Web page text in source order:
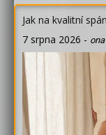
Jak na kvalitní
7 srpna 2026 - ona